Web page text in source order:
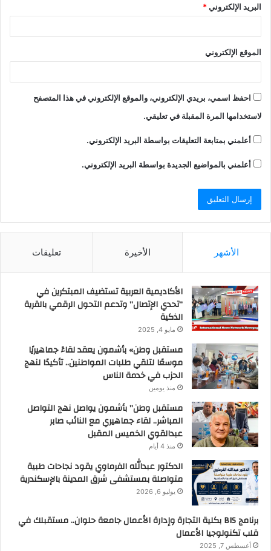
البريد الإلكتروني*
الموقع الإلكتروني
احفظ اسمي، بريدي الإلكتروني، والموقع الإلكتروني في هذا المتصفح
لاستخدامها المرة المقبلة في تعليقي.
أعلمني بمتابعة التعليقات بواسطة البريد الإلكتروني.
أعلمني بالمواضيع الجديدة بواسطة البريد الإلكتروني.
الأشهر الأخيرة تعليقات
الأكاديمية العربية تستضيف المبتكرين في
“تحدي الإتصال” وتدعم التحول الرقمي بالقرية
الذكية
مايو 4, 2025
مستقبل وطن» بأشمون يعقد لقاءً جماهيريًا
موسعًا لتلقي طلبات المواطنين.. تأكيدًا لنهج
الحزب في خدمة الناس
منذ يومين
مستقبل وطن” بأشمون يواصل نهج التواصل
المباشر.. لقاء جماهيري مع النائب صابر
عبدالقوي الخميس المقبل
منذ 4 أيام
الدكتور عبدالله الفرماوي يقود نجاحات طبية
متواصلة بمستشفى شرق المدينة بالإسكندرية
يوليو 6, 2026
برنامج BIS بكلية التجارة وإدارة الأعمال جامعة حلوان.. مستقبلك في
قلب تكنولوجيا الأعمال
أغسطس 7, 2025